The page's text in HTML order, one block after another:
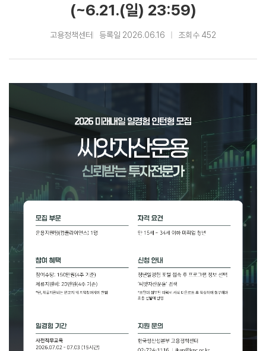
(~6.21.(일) 23:59)
고용정책센터 등록일 2026.06.16 조회수 452